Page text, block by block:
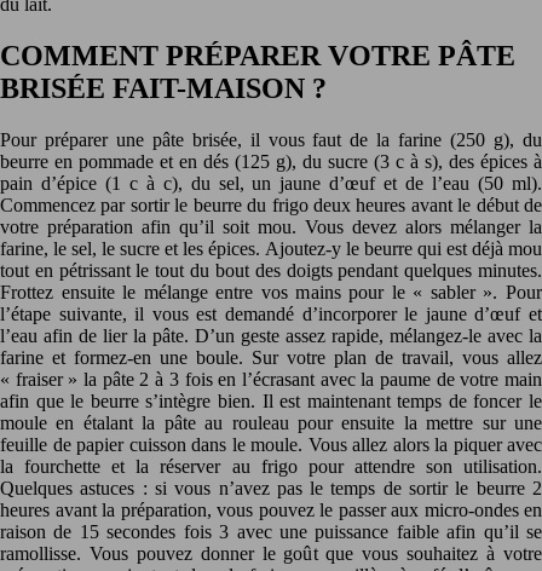
du lait.
COMMENT PRÉPARER VOTRE PÂTE
BRISÉE FAIT-MAISON ?
Pour préparer une pâte brisée, il vous faut de la farine (250 g), du
beurre en pommade et en dés (125 g), du sucre (3 c à s), des épices à
pain d’épice (1 c à c), du sel, un jaune d’œuf et de l’eau (50 ml).
Commencez par sortir le beurre du frigo deux heures avant le début de
votre préparation afin qu’il soit mou. Vous devez alors mélanger la
farine, le sel, le sucre et les épices. Ajoutez-y le beurre qui est déjà mou
tout en pétrissant le tout du bout des doigts pendant quelques minutes.
Frottez ensuite le mélange entre vos mains pour le « sabler ». Pour
l’étape suivante, il vous est demandé d’incorporer le jaune d’œuf et
l’eau afin de lier la pâte. D’un geste assez rapide, mélangez-le avec la
farine et formez-en une boule. Sur votre plan de travail, vous allez
« fraiser » la pâte 2 à 3 fois en l’écrasant avec la paume de votre main
afin que le beurre s’intègre bien. Il est maintenant temps de foncer le
moule en étalant la pâte au rouleau pour ensuite la mettre sur une
feuille de papier cuisson dans le moule. Vous allez alors la piquer avec
la fourchette et la réserver au frigo pour attendre son utilisation.
Quelques astuces : si vous n’avez pas le temps de sortir le beurre 2
heures avant la préparation, vous pouvez le passer aux micro-ondes en
raison de 15 secondes fois 3 avec une puissance faible afin qu’il se
ramollisse. Vous pouvez donner le goût que vous souhaitez à votre